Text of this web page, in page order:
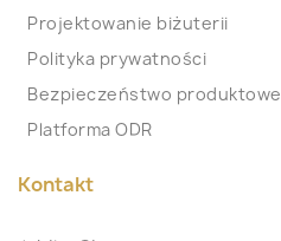
Projektowanie biżuterii
Polityka prywatności
Bezpieczeństwo produktowe
Platforma ODR
Kontakt